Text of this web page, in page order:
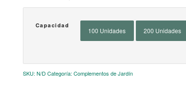
Capacidad
100 Unidades 200 Unidades
SKU: N/D Categoría: Complementos de Jardín